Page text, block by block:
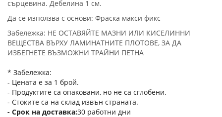
сърцевина. Дебелина 1 см.
Да се ​​използва с основи: Фраска макси фикс
Забележка: НЕ ОСТАВЯЙТЕ МАЗНИ ИЛИ КИСЕЛИННИ
ВЕЩЕСТВА ВЪРХУ ЛАМИНАТНИТЕ ПЛОТОВЕ, ЗА ДА
ИЗБЕГНЕТЕ ВЪЗМОЖНИ ТРАЙНИ ПЕТНА
* Забележка:
- Цената е за 1 брой.
- Продуктите са опаковани, но не са сглобени.
- Стоките са на склад извън страната.
Срок на доставка 30 работни дни